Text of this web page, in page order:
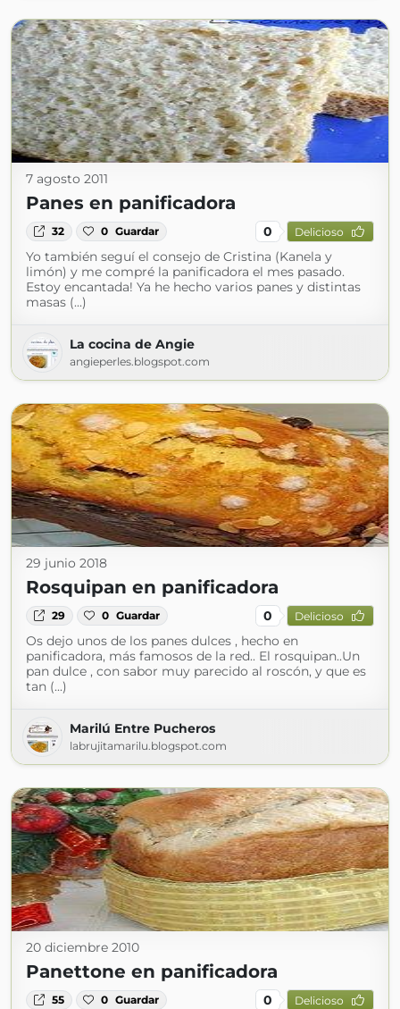
7 agosto 2011
Panes en panificadora
32 0 Guardar 0 Delicioso
Yo también seguí el consejo de Cristina (Kanela y
limón) y me compré la panificadora el mes pasado.
Estoy encantada! Ya he hecho varios panes y distintas
masas (...)
La cocina de Angie
angieperles.blogspot.com
29 junio 2018
Rosquipan en panificadora
29 0 Guardar 0 Delicioso
Os dejo unos de los panes dulces , hecho en
panificadora, más famosos de la red.. El rosquipan..Un
pan dulce , con sabor muy parecido al roscón, y que es
tan (...)
Marilú Entre Pucheros
labrujitamarilu.blogspot.com
20 diciembre 2010
Panettone en panificadora
55 0 Guardar 0 Delicioso